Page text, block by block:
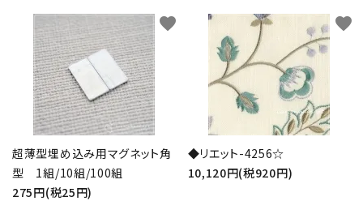
超薄型埋め込み用マグネット角
型 1組/10組/100組
275円(税25円)
favorite
◆リエット-4256☆
10,120円(税920円)
favorite